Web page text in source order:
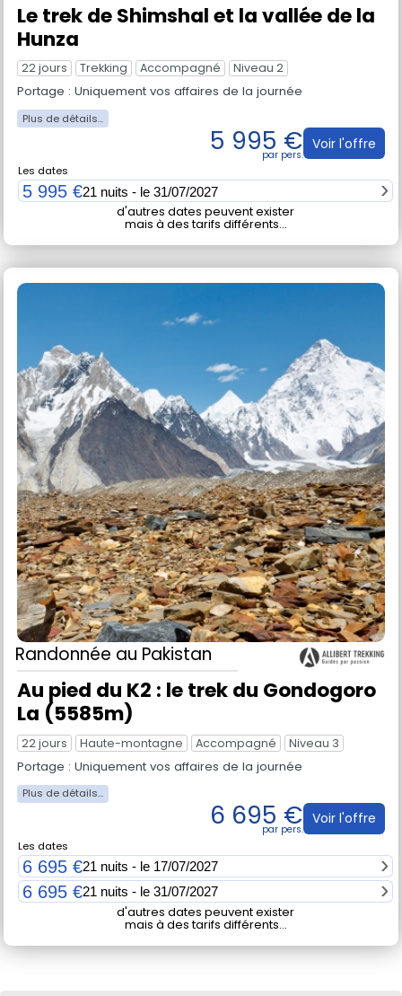
Le trek de Shimshal et la vallée de la
Hunza
22 jours Trekking Accompagné Niveau 2
Portage : Uniquement vos affaires de la journée
5 995 € Voir l'offre
Les dates
5 995 €21 nuits - le 31/07/2027
d'autres dates peuvent exister
mais à des tarifs différents...
Randonnée au Pakistan
Au pied du K2 : le trek du Gondogoro
La (5585m)
22 jours Haute-montagne Accompagné Niveau 3
Portage : Uniquement vos affaires de la journée
6 695 € Voir l'offre
Les dates
6 695 €21 nuits - le 17/07/2027
6 695 €21 nuits - le 31/07/2027
d'autres dates peuvent exister
mais à des tarifs différents...